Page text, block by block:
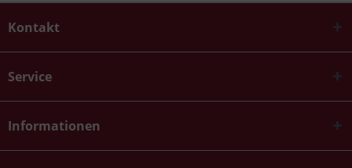
Kontakt
Service
Informationen